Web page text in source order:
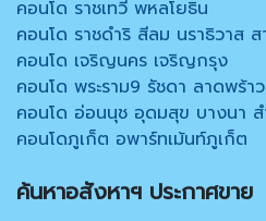
คอนโด ราชเทวี พหลโยธิน
คอนโด ราชดำริ สีลม นราธิวาส ส
คอนโด เจริญนคร เจริญกรุง
คอนโด พระราม9 รัชดา ลาดพร้าว
คอนโด อ่อนนุช อุดมสุข บางนา ส
คอนโดภูเก็ต อพาร์ทเม้นท์ภูเก็ต
ค้นหาอสังหาฯ ประกาศขาย